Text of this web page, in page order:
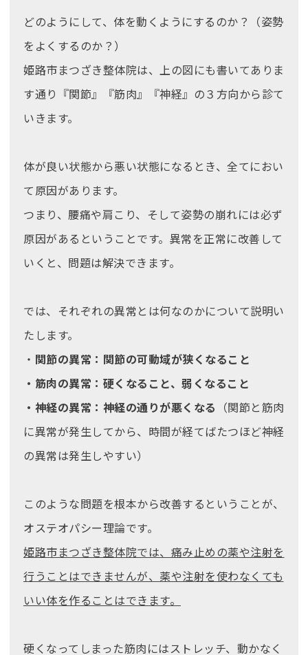
どのようにして、体を動くようにするのか？（姿勢
をよくするのか？）
姫路市まつざき整体院は、上の図にも書いてありま
す通り『関節』『筋肉』『神経』の３方向から診て
いきます。
体が良い状態から悪い状態になるとき、全てにおい
て原因があります。
つまり、腰痛や肩こり、そして姿勢の崩れには必ず
原因があるということです。異常を正常に改善して
いくと、問題は解決できます。
では、それぞれの異常とは何なのかについて説明い
たします。
・ 関節の異常：関節の可動域が狭くなること
・筋肉の異常：硬くなること、弱くなること
・神経の異常：神経の通りが悪くなる （関節と筋肉
に異常が発生してから、時間が経てばたつほど神経
の異常は発生しやすい）
このような問題を根本から改善するということが、
オステオパシー理論です。
姫路市まつざき整体院では、痛み止めの薬や注射を
行うことはできませんが、薬や注射を使わなくても
いい体を作ることはできます。
硬くなってしまった筋肉にはストレッチ、動かなく